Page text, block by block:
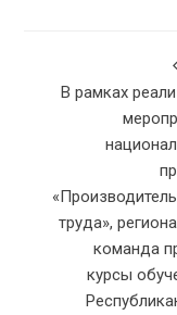
В рамках
труда»,
команда
курсы